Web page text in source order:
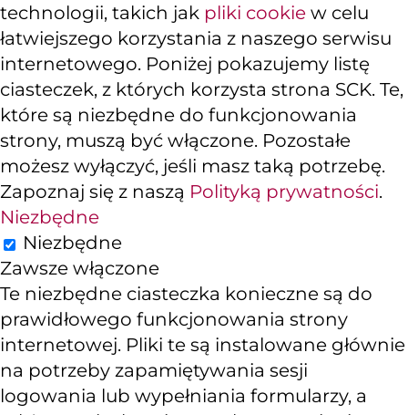
technologii, takich jak pliki cookie w celu
łatwiejszego korzystania z naszego serwisu
internetowego. Poniżej pokazujemy listę
ciasteczek, z których korzysta strona SCK. Te,
które są niezbędne do funkcjonowania
strony, muszą być włączone. Pozostałe
możesz wyłączyć, jeśli masz taką potrzebę.
Zapoznaj się z naszą Polityką prywatności.
Niezbędne
Niezbędne
Zawsze włączone
Te niezbędne ciasteczka konieczne są do
prawidłowego funkcjonowania strony
internetowej. Pliki te są instalowane głównie
na potrzeby zapamiętywania sesji
logowania lub wypełniania formularzy, a